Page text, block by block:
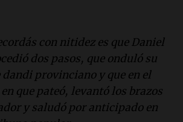
con nitidez es que Daniel
dos pasos, que onduló su
provinciano y que en el
que pateó, levantó los brazos
y saludó por anticipado en